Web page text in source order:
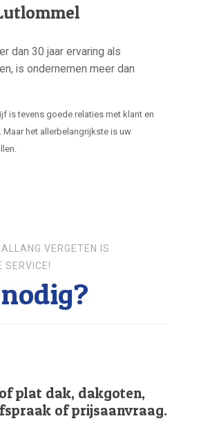
dan 30 jaar ervaring als
is ondernemen meer dan
is tevens goede relaties met klant en
het allerbelangrijkste is uw
VERGETEN IS.
SERVICE!
plat dak, dakgoten,
of prijsaanvraag.